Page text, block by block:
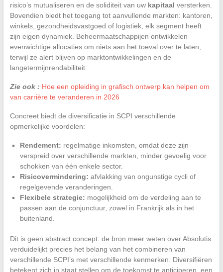
risico’s mutualiseren en de soliditeit van uw kapitaal versterken.
Bovendien biedt het toegang tot aanvullende markten: kantoren,
winkels, gezondheidsvastgoed of logistiek, elk segment heeft
zijn eigen dynamiek. Beheermaatschappijen ontwikkelen
evenwichtige allocaties om niets aan het toeval over te laten,
terwijl ze alert blijven op marktontwikkelingen en de
langetermijnrendabiliteit.
Zie ook : Hoe een opleiding in grafisch ontwerp kan helpen om
van carrière te veranderen in 2026
Concreet biedt de diversificatie in SCPI verschillende
opmerkelijke voordelen:
Rendement: regelmatige inkomsten, omdat deze zijn
verspreid over verschillende markten, minder gevoelig voor
schokken van één enkele sector.
Risicovermindering: afvlakking van ongunstige cycli of
regelgevende veranderingen.
Flexibele strategie: mogelijkheid om de verdeling aan te
passen aan de conjunctuur, zowel in Frankrijk als in het
buitenland.
Dit is geen abstract concept: de bron meer weten over Absolutis
verduidelijkt precies het belang van het combineren van
verschillende SCPI’s met verschillende kenmerken. Diversifiëren
betekent zich in staat stellen om de toekomst te anticiperen, een